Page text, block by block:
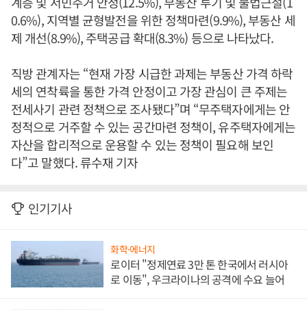
0.6%), 지역별 균형발전을 위한 정책마련(9.9%), 부동산 세
제 개선(8.9%), 주택공급 확대(8.3%) 등으로 나타났다.
직방 관계자는 “현재 가장 시급한 과제는 부동산 가격 하락
세의 연착륙을 통한 가격 안정이고 가장 관심이 큰 주제는
전세사기 관련 정책으로 조사됐다”며 “무주택자에게는 안
정적으로 거주할 수 있는 공간마련 정책이, 유주택자에게는
자산을 합리적으로 운용할 수 있는 정책이 필요해 보인
다”고 말했다. 류수재 기자
인기기사
화학·에너지
로이터 "정제연료 3만 톤 한국에서 러시아
로 이동", 우크라이나의 공격에 수요 늘어